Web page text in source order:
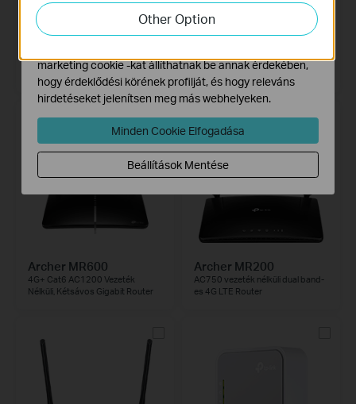
N300 4G LTE WiFi Router Telefon
300 Mbps Wireless N 4G LTE
Router
Archer MR600
4G+ Cat6 AC1200 Vezeték
Nélküli, Kétsávos Gigabit Router
Archer MR200
AC750 vezeték nélküli dual band-
es 4G LTE Router
Other Option
elemezzük weboldalunkon végzett tevékenységeit, hogy
javítsuk és módosítsuk webhelyünk működését.
marketing cookie -kat állíthatnak be annak érdekében,
hogy érdeklődési körének profilját, és hogy releváns
hirdetéseket jelenítsen meg más webhelyeken.
Minden Cookie Elfogadása
Beállítások Mentése